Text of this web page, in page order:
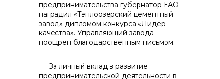
реализация неликвидов
контакты отдела закупок
предпринимательства губернатор ЕАО
наградил «Теплоозерский цементный
завод» дипломом конкурса «Лидер
качества». Управляющий завода
поощрен благодарственным письмом.
За личный вклад в развитие
предпринимательской деятельности в